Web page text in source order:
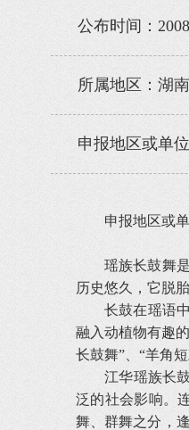
公布时间：
所属地区：湖
申报地区或单
申报地区或
瑶族长鼓舞是
历史悠久，它脱
长鼓在瑶语中
融入动植物有趣
长鼓舞”、“羊角
江华瑶族长鼓
泛的社会影响。
舞、群舞之分，